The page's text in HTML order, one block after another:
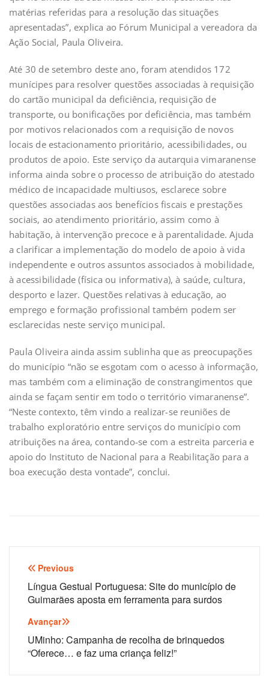
matérias referidas para a resolução das situações
apresentadas”, explica ao Fórum Municipal a vereadora da
Ação Social, Paula Oliveira.
Até 30 de setembro deste ano, foram atendidos 172
munícipes para resolver questões associadas à requisição
do cartão municipal da deficiência, requisição de
transporte, ou bonificações por deficiência, mas também
por motivos relacionados com a requisição de novos
locais de estacionamento prioritário, acessibilidades, ou
produtos de apoio. Este serviço da autarquia vimaranense
informa ainda sobre o processo de atribuição do atestado
médico de incapacidade multiusos, esclarece sobre
questões associadas aos benefícios fiscais e prestações
sociais, ao atendimento prioritário, assim como à
habitação, à intervenção precoce e à parentalidade. Ajuda
a clarificar a implementação do modelo de apoio à vida
independente e outros assuntos associados à mobilidade,
à acessibilidade (física ou informativa), à saúde, cultura,
desporto e lazer. Questões relativas à educação, ao
emprego e formação profissional também podem ser
esclarecidas neste serviço municipal.
Paula Oliveira ainda assim sublinha que as preocupações
do município “não se esgotam com o acesso à informação,
mas também com a eliminação de constrangimentos que
ainda se façam sentir em todo o território vimaranense”.
“Neste contexto, têm vindo a realizar-se reuniões de
trabalho exploratório entre serviços do município com
atribuições na área, contando-se com a estreita parceria e
apoio do Instituto de Nacional para a Reabilitação para a
boa execução desta vontade”, conclui.
Navegação
de
artigos
Previous
Língua Gestual Portuguesa: Site do município de
Guimarães aposta em ferramenta para surdos
Avançar
UMinho: Campanha de recolha de brinquedos
“Oferece… e faz uma criança feliz!”